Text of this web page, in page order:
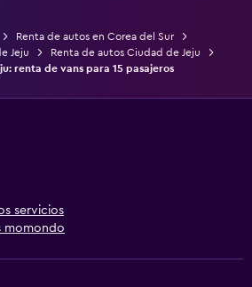
Renta de autos en Corea del Sur
Jeju
Renta de autos Ciudad de Jeju
renta de vans para 15 pasajeros
servicios
momondo